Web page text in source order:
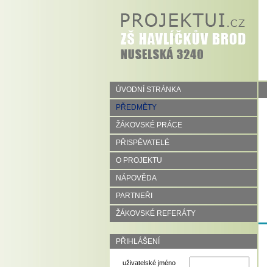
ÚVODNÍ STRÁNKA
PŘEDMĚTY
ŽÁKOVSKÉ PRÁCE
PŘISPĚVATELÉ
O PROJEKTU
NÁPOVĚDA
PARTNEŘI
ŽÁKOVSKÉ REFERÁTY
PŘIHLÁŠENÍ
uživatelské jméno